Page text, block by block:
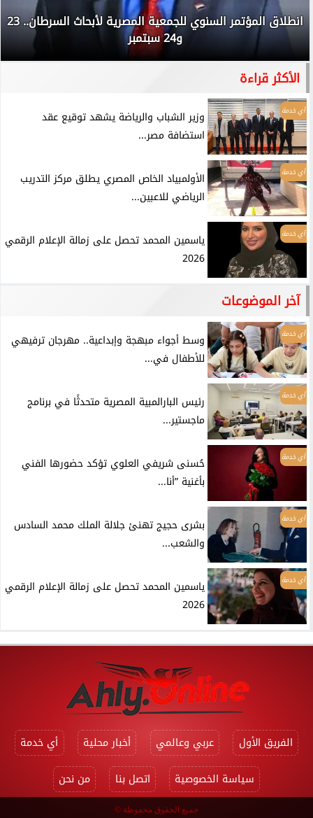
انطلاق المؤتمر السنوي للجمعية المصرية لأبحاث السرطان.. 23
و24 سبتمبر
الأكثر قراءة
أي خدمة
وزير الشباب والرياضة يشهد توقيع عقد
استضافة مصر...
أي خدمة
الأولمبياد الخاص المصري يطلق مركز التدريب
الرياضي للاعبين...
أي خدمة
ياسمين المحمد تحصل على زمالة الإعلام الرقمي
2026
آخر الموضوعات
أي خدمة
وسط أجواء مبهجة وإبداعية.. مهرجان ترفيهي
للأطفال في...
أي خدمة
رئيس البارالمبية المصرية متحدثًا في برنامج
ماجستير...
أي خدمة
حُسنى شريفي العلوي تؤكد حضورها الفني
بأغنية ”أنا...
أي خدمة
بشرى حجيج تهنئ جلالة الملك محمد السادس
والشعب...
أي خدمة
ياسمين المحمد تحصل على زمالة الإعلام الرقمي
2026
الفريق الأول عربي وعالمي أخبار محلية
أي خدمة
سياسة الخصوصية
اتصل بنا من نحن
جميع الحقوق محفوظة ©